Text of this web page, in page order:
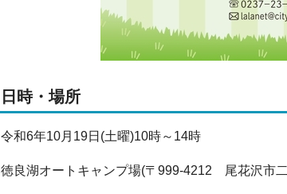
日時・場所
令和6年10月19日(土曜)10時～14時
徳良湖オートキャンプ場(〒999-4212 尾花沢市